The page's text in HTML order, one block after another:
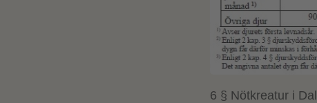
6 § Nötkreatur i